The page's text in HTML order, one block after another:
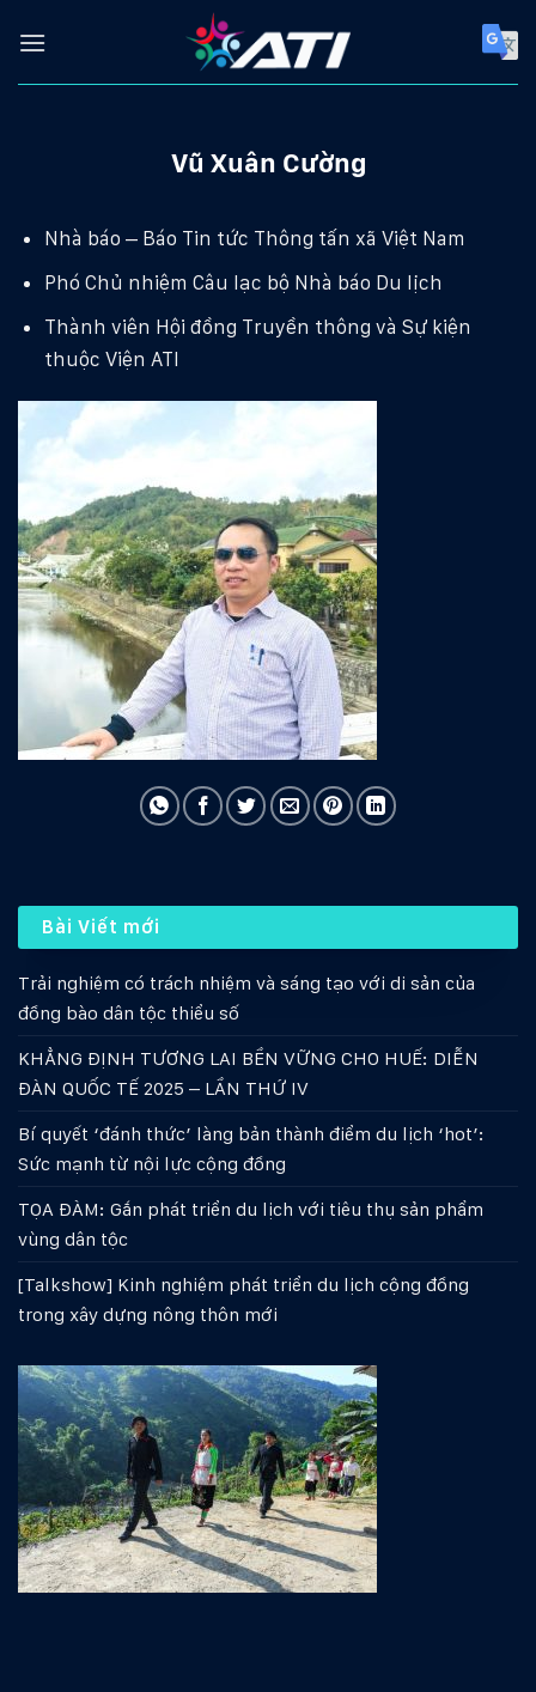
Vũ Xuân Cường
Nhà báo – Báo Tin tức Thông tấn xã Việt Nam
Phó Chủ nhiệm Câu lạc bộ Nhà báo Du lịch
Thành viên Hội đồng Truyền thông và Sự kiện
thuộc Viện ATI
Bài Viết mới
Trải nghiệm có trách nhiệm và sáng tạo với di sản của
đồng bào dân tộc thiểu số
KHẲNG ĐỊNH TƯƠNG LAI BỀN VỮNG CHO HUẾ: DIỄN
ĐÀN QUỐC TẾ 2025 – LẦN THỨ IV
Bí quyết ‘đánh thức’ làng bản thành điểm du lịch ‘hot’:
Sức mạnh từ nội lực cộng đồng
TỌA ĐÀM: Gắn phát triển du lịch với tiêu thụ sản phẩm
vùng dân tộc
[Talkshow] Kinh nghiệm phát triển du lịch cộng đồng
trong xây dựng nông thôn mới